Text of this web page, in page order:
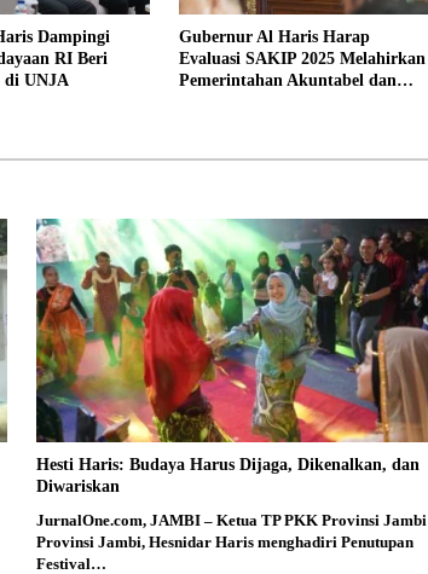
Dampingi
RI Beri
UNJA
Gubernur Al Haris Harap
Evaluasi SAKIP 2025 Melahirkan
Pemerintahan Akuntabel dan
Hesti Haris: Budaya Harus Dijaga, Dikenalkan, dan
Diwariskan
JurnalOne.com, JAMBI – Ketua TP PKK Provinsi Jambi
Provinsi Jambi, Hesnidar Haris menghadiri Penutupan
Festival…